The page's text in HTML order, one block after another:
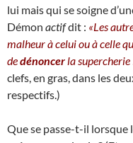
lui mais qui se soigne
Démon actifdit : «Les
malheur à celui ou à celle
dedénoncer la supercherie
clefs, en gras, dans les
respectifs.)
Que se passe-t-il lorsque